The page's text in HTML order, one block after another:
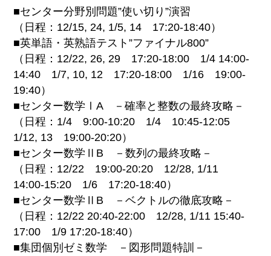
■センター分野別問題”使い切り”演習
（日程：12/15, 24, 1/5, 14 17:20-18:40）
■英単語・英熟語テスト”ファイナル800”
（日程：12/22, 26, 29 17:20-18:00 1/4 14:00-
14:40 1/7, 10, 12 17:20-18:00 1/16 19:00-
19:40）
■センター数学ⅠA －確率と整数の最終攻略－
（日程：1/4 9:00-10:20 1/4 10:45-12:05
1/12, 13 19:00-20:20）
■センター数学ⅡB －数列の最終攻略－
（日程：12/22 19:00-20:20 12/28, 1/11
14:00-15:20 1/6 17:20-18:40）
■センター数学ⅡB －ベクトルの徹底攻略－
（日程：12/22 20:40-22:00 12/28, 1/11 15:40-
17:00 1/9 17:20-18:40）
■集団個別ゼミ数学 －図形問題特訓－